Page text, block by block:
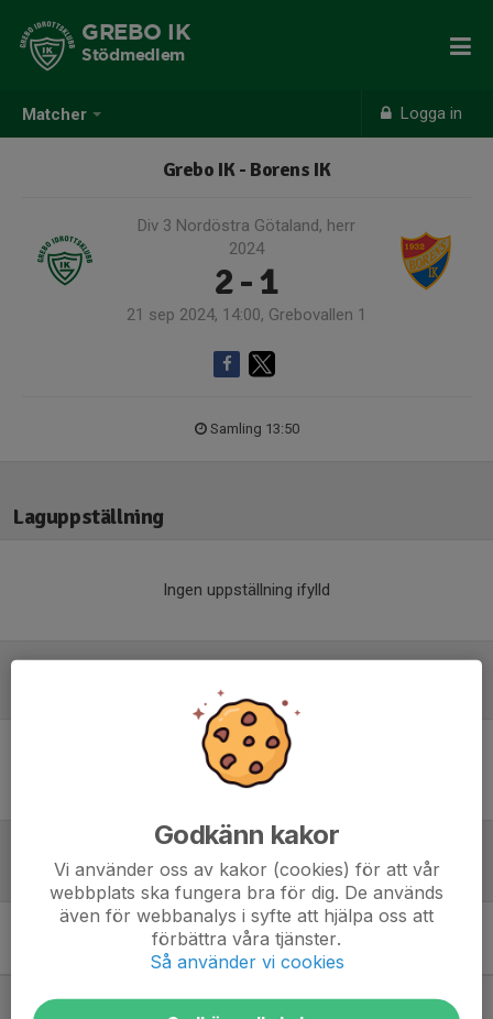
Matcher Logga in
GREBO IK
Stödmedlem
Grebo IK - Borens IK
Div 3 Nordöstra Götaland, herr
2024
2 - 1
21 sep 2024, 14:00, Grebovallen 1
Samling 13:50
Laguppställning
Ingen uppställning ifylld
Inget referat skrivet
Tabell
Div 3 Nordöstra Götaland,
M
1. IF Haga 22 43
Godkänn kakor
Vi använder oss av kakor (cookies) för att vår
webbplats ska fungera bra för dig. De används
även för webbanalys i syfte att hjälpa oss att
förbättra våra tjänster.
Så använder vi cookies